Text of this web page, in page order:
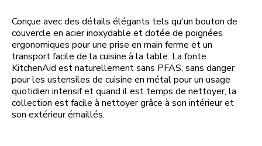
Conçue avec des détails élégants tels qu'un bouton de
couvercle en acier inoxydable et dotée de poignées
ergonomiques pour une prise en main ferme et un
transport facile de la cuisine à la table. La fonte
KitchenAid est naturellement sans PFAS, sans danger
pour les ustensiles de cuisine en métal pour un usage
quotidien intensif et quand il est temps de nettoyer, la
collection est facile à nettoyer grâce à son intérieur et
son extérieur émaillés.